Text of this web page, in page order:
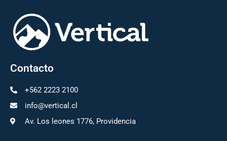
Contacto
+562 2223 2100
info@vertical.cl
Av. Los leones 1776, Providencia